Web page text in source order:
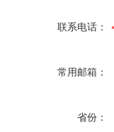
联系电话：
常用邮箱：
省份：